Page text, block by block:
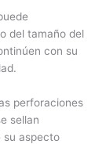
del tamaño del
con su
perforaciones
sellan
su aspecto